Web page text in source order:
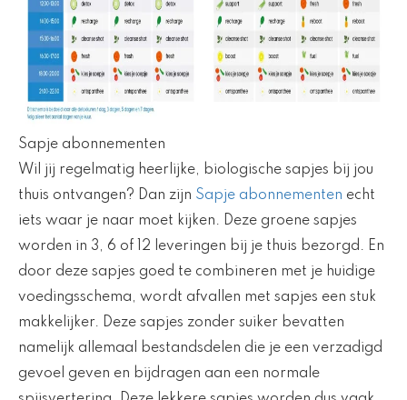
Sapje abonnementen
Wil jij regelmatig heerlijke, biologische sapjes bij jou
thuis ontvangen? Dan zijn Sapje abonnementen echt
iets waar je naar moet kijken. Deze groene sapjes
worden in 3, 6 of 12 leveringen bij je thuis bezorgd. En
door deze sapjes goed te combineren met je huidige
voedingsschema, wordt afvallen met sapjes een stuk
makkelijker. Deze sapjes zonder suiker bevatten
namelijk allemaal bestandsdelen die je een verzadigd
gevoel geven en bijdragen aan een normale